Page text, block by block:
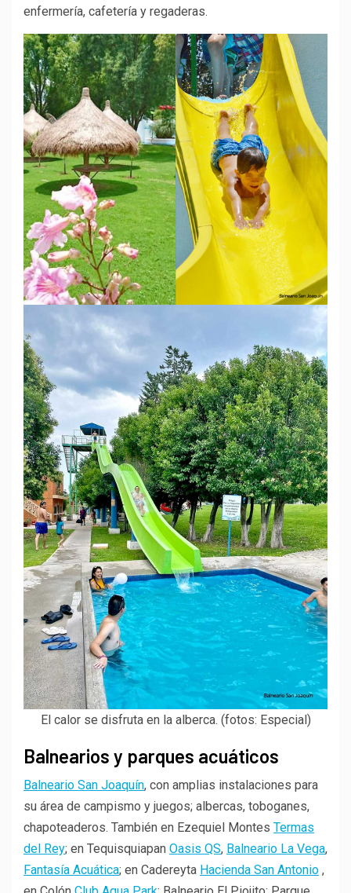
enfermería, cafetería y regaderas.
El calor se disfruta en la alberca. (fotos: Especial)
Balnearios y parques acuáticos
Balneario San Joaquín, con amplias instalaciones para
su área de campismo y juegos; albercas, toboganes,
chapoteaderos. También en Ezequiel Montes Termas
del Rey; en Tequisquiapan Oasis QS, Balneario La Vega,
Fantasía Acuática; en Cadereyta Hacienda San Antonio ,